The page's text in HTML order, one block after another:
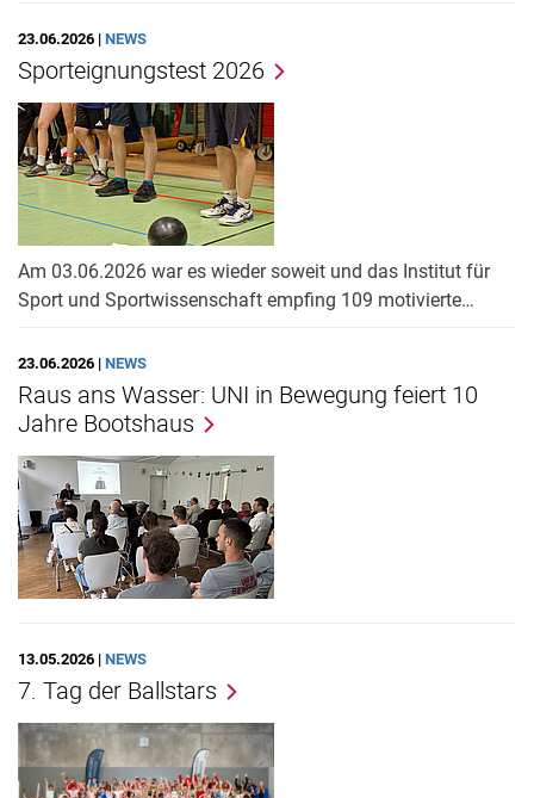
23.06.2026 | NEWS
Sporteignungstest 2026
Am 03.06.2026 war es wieder soweit und das Institut für
Sport und Sportwissenschaft empfing 109 motivierte…
23.06.2026 | NEWS
Raus ans Wasser: UNI in Bewegung feiert 10
Jahre Bootshaus
13.05.2026 | NEWS
7. Tag der Ballstars